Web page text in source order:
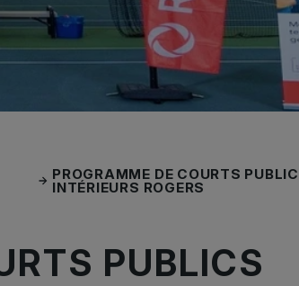
PROGRAMME DE COURTS
INTÉRIEURS ROGERS
PUBLICS